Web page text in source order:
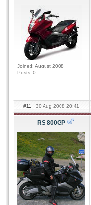
Joined: August 2008
Posts: 0
#11 30 Aug 2008 20:41
RS 800GP